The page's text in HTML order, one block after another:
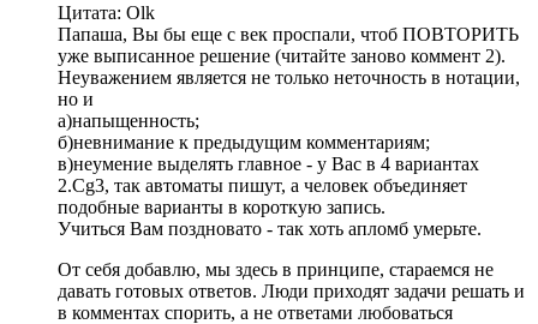
Цитата: Olk
Папаша, Вы бы еще с век проспали, чтоб ПОВТОРИТЬ
уже выписанное решение (читайте заново коммент 2).
Неуважением является не только неточность в нотации,
но и
а)напыщенность;
б)невнимание к предыдущим комментариям;
в)неумение выделять главное - у Вас в 4 вариантах
2.Сg3, так автоматы пишут, а человек объединяет
подобные варианты в короткую запись.
Учиться Вам поздновато - так хоть апломб умерьте.
От себя добавлю, мы здесь в принципе, стараемся не
давать готовых ответов. Люди приходят задачи решать и
в комментах спорить, а не ответами любоваться